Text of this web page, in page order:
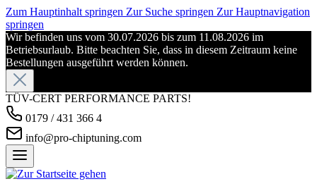
Zum Hauptinhalt springen Zur Suche springen Zur Hauptnavigation
springen
Wir befinden uns vom 30.07.2026 bis zum 11.08.2026 im
Betriebsurlaub. Bitte beachten Sie, dass in diesem Zeitraum keine
Bestellungen ausgeführt werden können.
TÜV-CERT PERFORMANCE PARTS!
0179 / 431 366 4
info@pro-chiptuning.com